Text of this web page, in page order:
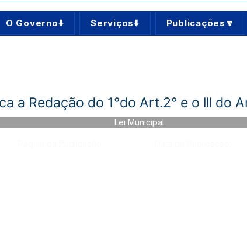
O Governo⬇️ Serviços⬇️ Publicações🔽
a Redação do 1°do Art.2° e o lll do
Lei Municipal